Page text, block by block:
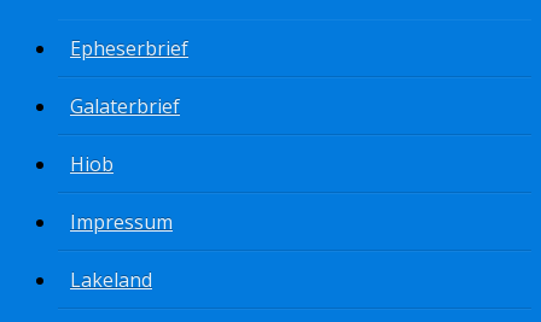
Epheserbrief
Galaterbrief
Hiob
Impressum
Lakeland